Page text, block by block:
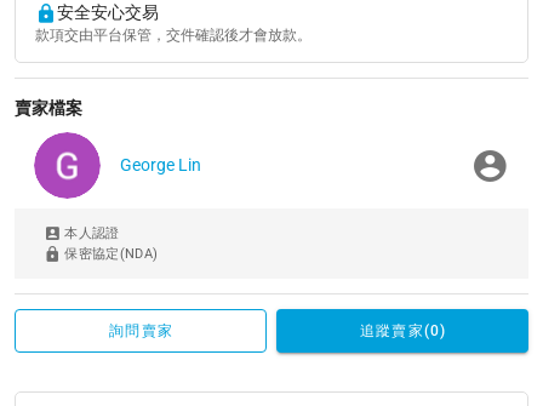
安全安心交易
款項交由平台保管，交件確認後才會放款。
賣家檔案
George Lin
本人認證
保密協定(NDA)
詢問賣家 追蹤賣家(0)